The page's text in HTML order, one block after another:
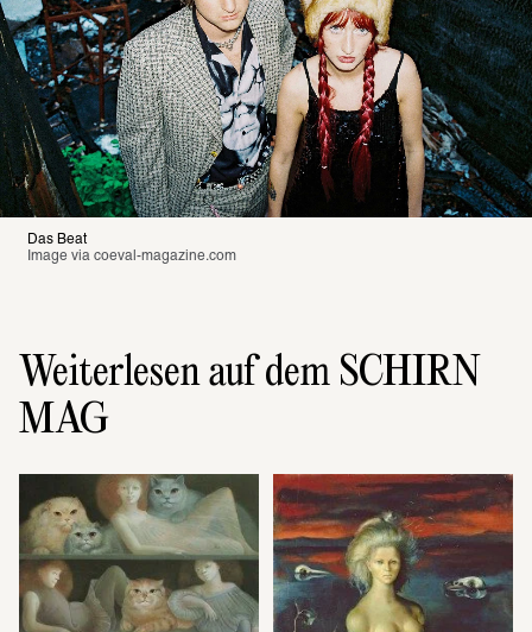
Das Beat
Image via coeval-magazine.com
Weiterlesen auf dem SCHIRN
MAG